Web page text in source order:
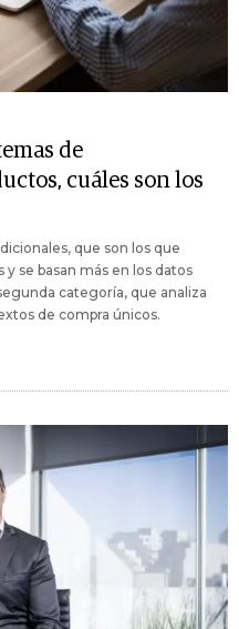
de
cuáles son los
que son los que
se basan más en los datos
categoría, que analiza
de compra únicos.